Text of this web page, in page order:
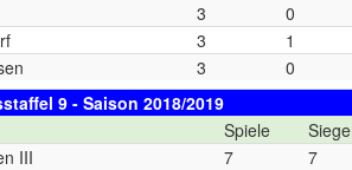
3 0
3 1
3 0
9 - Saison 2018/2019
Spiele Siege
III 7 7